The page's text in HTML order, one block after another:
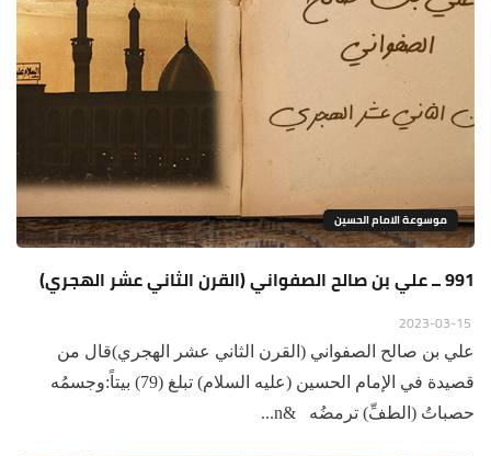
موسوعة الامام الحسين
991 ــ علي بن صالح الصفواني (القرن الثاني عشر الهجري)
علي بن صالح الصفواني (القرن الثاني عشر الهجري)قال من
قصيدة في الإمام الحسين (عليه السلام) تبلغ (79) بيتاً:وجسمُه
حصباتُ (الطفِّ) ترمضُه &n...